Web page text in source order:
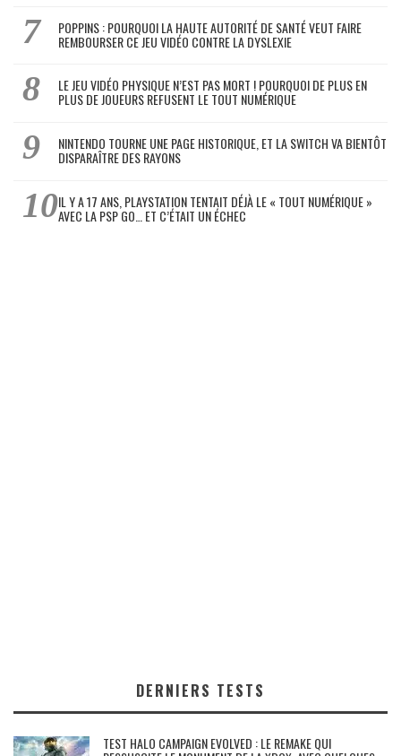
POPPINS : POURQUOI LA HAUTE AUTORITÉ DE SANTÉ VEUT FAIRE
REMBOURSER CE JEU VIDÉO CONTRE LA DYSLEXIE
LE JEU VIDÉO PHYSIQUE N’EST PAS MORT ! POURQUOI DE PLUS EN
PLUS DE JOUEURS REFUSENT LE TOUT NUMÉRIQUE
NINTENDO TOURNE UNE PAGE HISTORIQUE, ET LA SWITCH VA BIENTÔT
DISPARAÎTRE DES RAYONS
IL Y A 17 ANS, PLAYSTATION TENTAIT DÉJÀ LE « TOUT NUMÉRIQUE »
AVEC LA PSP GO… ET C’ÉTAIT UN ÉCHEC
DERNIERS TESTS
TEST HALO CAMPAIGN EVOLVED : LE REMAKE QUI